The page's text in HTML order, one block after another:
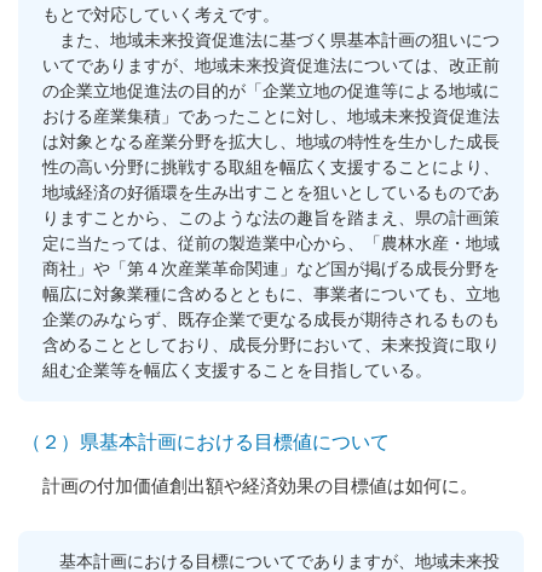
もとで対応していく考えです。
また、地域未来投資促進法に基づく県基本計画の狙いにつ
いてでありますが、地域未来投資促進法については、改正前
の企業立地促進法の目的が「企業立地の促進等による地域に
おける産業集積」であったことに対し、地域未来投資促進法
は対象となる産業分野を拡大し、地域の特性を生かした成長
性の高い分野に挑戦する取組を幅広く支援することにより、
地域経済の好循環を生み出すことを狙いとしているものであ
りますことから、このような法の趣旨を踏まえ、県の計画策
定に当たっては、従前の製造業中心から、「農林水産・地域
商社」や「第４次産業革命関連」など国が掲げる成長分野を
幅広に対象業種に含めるとともに、事業者についても、立地
企業のみならず、既存企業で更なる成長が期待されるものも
含めることとしており、成長分野において、未来投資に取り
組む企業等を幅広く支援することを目指している。
（２）県基本計画における目標値について
計画の付加価値創出額や経済効果の目標値は如何に。
基本計画における目標についてでありますが、地域未来投